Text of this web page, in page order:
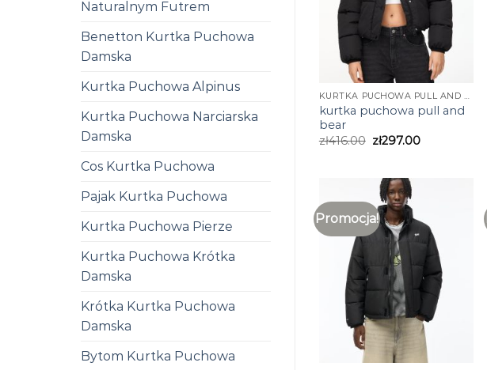
Naturalnym Futrem
Benetton Kurtka Puchowa
Damska
Kurtka Puchowa Alpinus
Kurtka Puchowa Narciarska
Damska
Cos Kurtka Puchowa
Pajak Kurtka Puchowa
Kurtka Puchowa Pierze
Kurtka Puchowa Krótka
Damska
Krótka Kurtka Puchowa
Damska
Bytom Kurtka Puchowa
KURTKA PUCHOWA PULL AND BEAR
kurtka puchowa pull and
bear
zł416.00 zł297.00
Promocja!